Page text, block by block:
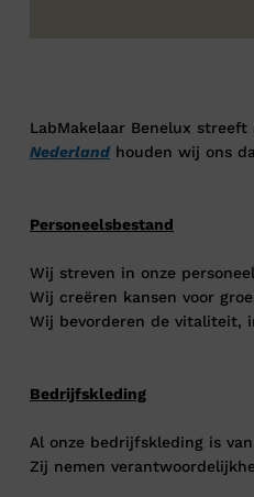
LabMakelaar Benelux
Nederland houden wij ons
Personeelsbestand
Wij streven in onze
Wij creëren kansen voor
Wij bevorderen de vitaliteit,
Bedrijfskleding
Al onze bedrijfskleding is
Zij nemen